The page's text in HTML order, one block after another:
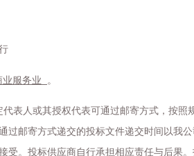
业服务业 。
代表人或其授权代表可通过邮寄方式，按
过邮寄方式递交的投标文件递交时间以我
受。投标供应商自行承担相应责任与后果